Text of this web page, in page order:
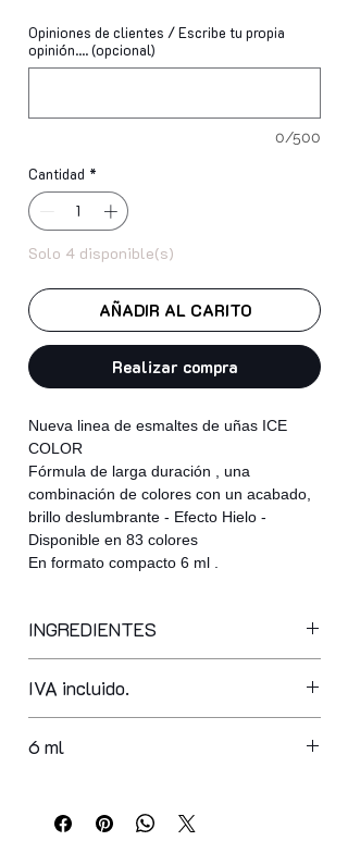
Opiniones de clientes / Escribe tu propia
opinión.... (opcional)
0/500
Cantidad *
Solo 4 disponible(s)
AÑADIR AL CARITO
Realizar compra
Nueva linea de esmaltes de uñas ICE
COLOR
Fórmula de larga duración , una
combinación de colores con un acabado,
brillo deslumbrante - Efecto Hielo -
Disponible en 83 colores
En formato compacto 6 ml .
INGREDIENTES
nitrocellulose, acetyl triethyl citrate,
phthalic anhydride/trimellitic,
nhydride/glycols copolymerisopropyl
acid/tricyclodecane dimethanol
IVA incluido.
6 ml